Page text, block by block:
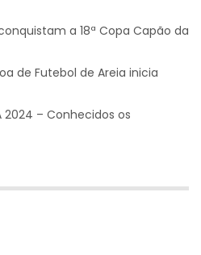
a 18ª Copa Capão da
de Futebol de Areia inicia
2024 – Conhecidos os